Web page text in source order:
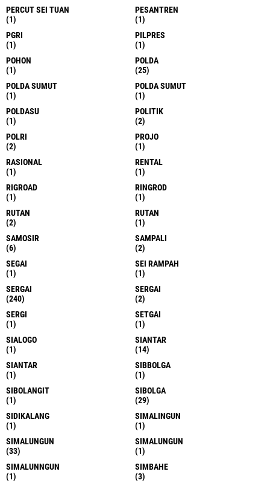
PERCUT SEI TUAN
(1)
PESANTREN
(1)
PGRI
(1)
PILPRES
(1)
POHON
(1)
POLDA
(25)
POLDA SUMUT
(1)
POLDA SUMUT
(1)
POLDASU
(1)
POLITIK
(2)
POLRI
(2)
PROJO
(1)
RASIONAL
(1)
RENTAL
(1)
RIGROAD
(1)
RINGROD
(1)
RUTAN
(2)
RUTAN
(1)
SAMOSIR
(6)
SAMPALI
(2)
SEGAI
(1)
SEI RAMPAH
(1)
SERGAI
(240)
SERGAI
(2)
SERGI
(1)
SETGAI
(1)
SIALOGO
(1)
SIANTAR
(14)
SIANTAR
(1)
SIBBOLGA
(1)
SIBOLANGIT
(1)
SIBOLGA
(29)
SIDIKALANG
(1)
SIMALINGUN
(1)
SIMALUNGUN
(33)
SIMALUNGUN
(1)
SIMALUNNGUN
(1)
SIMBAHE
(3)